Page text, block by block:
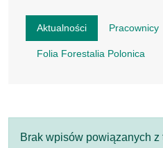
Aktualności Pracownicy
Folia Forestalia Polonica
Brak wpisów powiązanych z